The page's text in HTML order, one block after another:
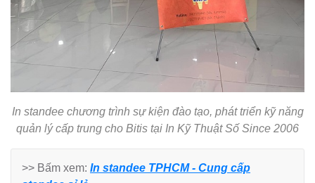
In standee chương trình sự kiện đào tạo, phát triển kỹ năng
quản lý cấp trung cho Bitis tại In Kỹ Thuật Số Since 2006
>> Bấm xem: In standee TPHCM - Cung cấp